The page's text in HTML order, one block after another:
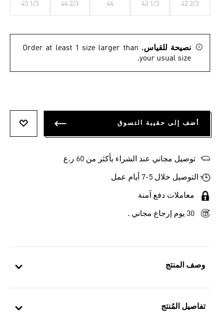
وصف المنتج
تفاصيل المُنتج
42 2/3
43 1/3
44
44 2/3
45 1/3
نصيحة للقياس. Order at least 1 size larger than
your usual size.
أضف إلى حقيبة التسوق
توصيل مجاني عند الشراء بأكثر من 60 ر.ع
التوصيل خلال 5-7 أيام عمل
معاملات دفع آمنة